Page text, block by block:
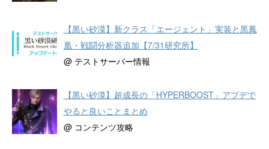
【黒い砂漠】新クラス「エージェント」実装と黒鳳
凰・戦闘分析器追加【7/31研究所】
@ テストサーバー情報
【黒い砂漠】超成長の「HYPERBOOST」アプデで
やると良いことまとめ
@ コンテンツ攻略